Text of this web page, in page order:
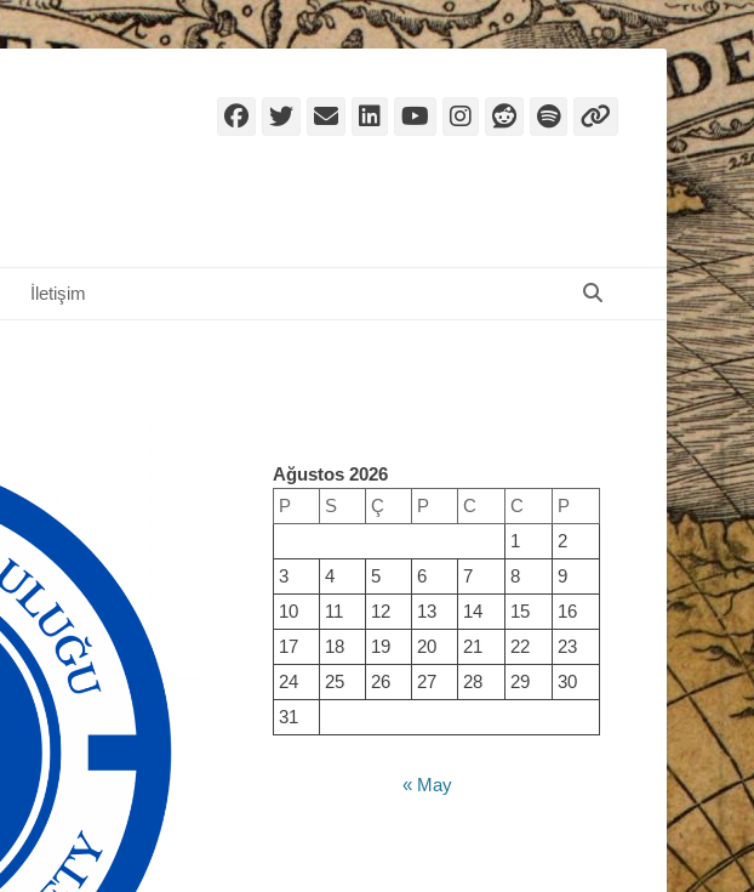
Facebook
Twitter
EmailLinkedIn
YouTube
Instagram
Reddit
Spotify
İletişim
Ağustos 2026
P
S Ç P C C
P
1
2
3
4 5 6 7 8
9
10
11 12 13 14 15
16
17
18 19 20 21 22
23
24
25 26 27 28 29
30
31
« May